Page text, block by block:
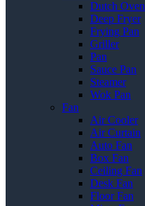
Dutch Oven
Deep Fryer
Frying Pan
Griller
Pan
Sauce Pan
Steamer
Wok Pan
Fan
Air Cooler
Air Curtain
Auto Fan
Box Fan
Ceiling Fan
Desk Fan
Floor Fan